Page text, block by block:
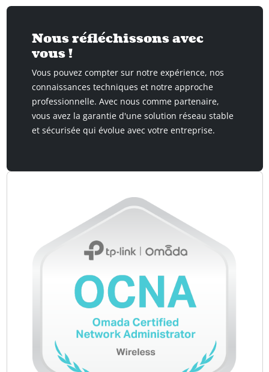
Nous réfléchissons avec
vous !
Vous pouvez compter sur notre expérience, nos
connaissances techniques et notre approche
professionnelle. Avec nous comme partenaire,
vous avez la garantie d'une solution réseau stable
et sécurisée qui évolue avec votre entreprise.